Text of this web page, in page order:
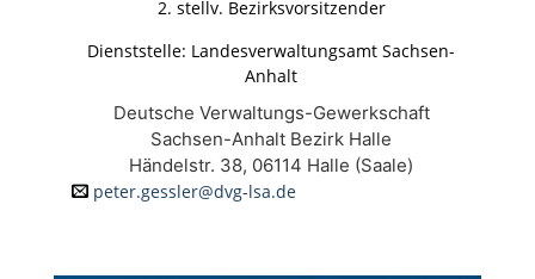
2. stellv. Bezirksvorsitzender
Dienststelle: Landesverwaltungsamt Sachsen-
Anhalt
Deutsche Verwaltungs-Gewerkschaft
Sachsen-Anhalt Bezirk Halle
Händelstr. 38, 06114 Halle (Saale)
peter.gessler@dvg-lsa.de